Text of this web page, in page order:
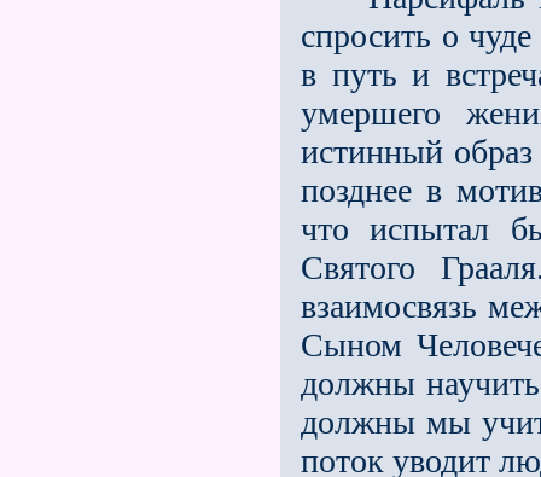
спросить о
в путь и
умершего
истинный
позднее в
что испытал
Святого
взаимосвязь
Сыном
должны
должны мы
поток уводит